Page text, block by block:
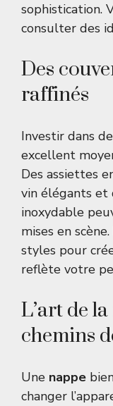
sophistication.
consulter des
Des
raffinés
Investir dans
excellent
Des assiettes
vin élégants et
inoxydable
mises en
styles pour
reflète votre
L’art de
chemins
Une nappe
changer